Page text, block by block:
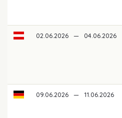
02.06.2026 — 04.06.2026
09.06.2026 — 11.06.2026